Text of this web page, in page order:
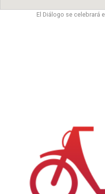
El Diálogo se celebrará